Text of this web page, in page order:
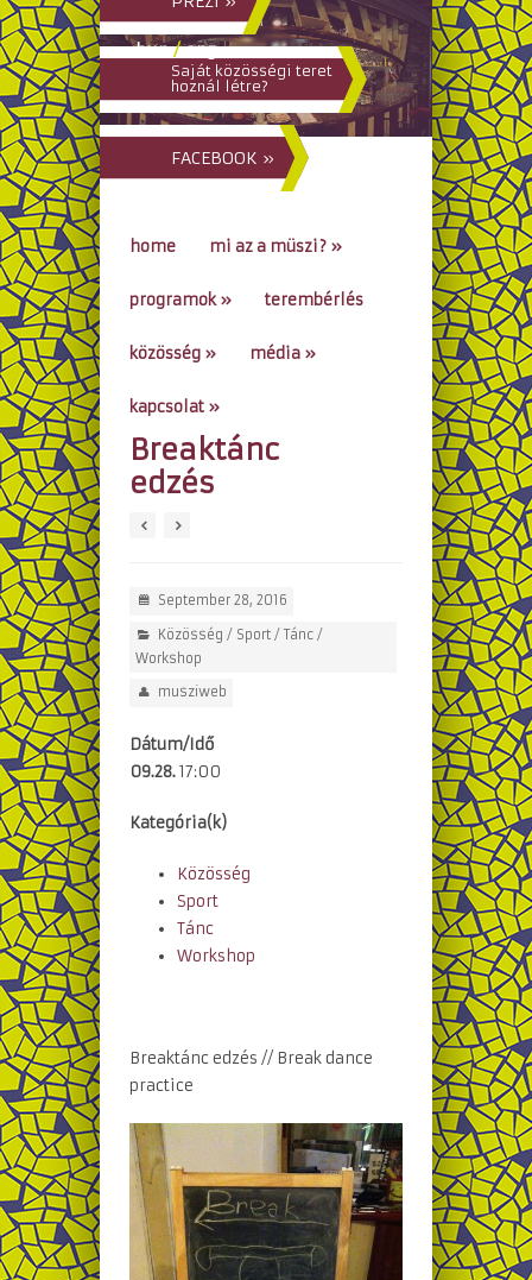
hun/eng
Saját közösségi teret
hoznál létre?
FACEBOOK »
home mi az a müszi? »
programok» terembérlés
közösség » média »
kapcsolat »
go to...
Breaktánc
edzés
September 28, 2016
Közösség / Sport/ Tánc/
Workshop
musziweb
Dátum/Idő
09.28.17:00
Kategória(k)
Közösség
Sport
Tánc
Workshop
Breaktánc edzés // Break dance
practice